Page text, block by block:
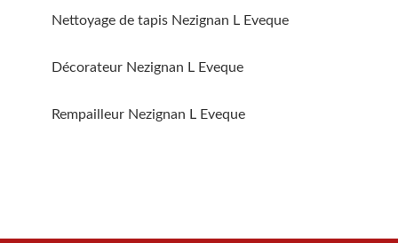
Nettoyage de tapis Nezignan L Eveque
Décorateur Nezignan L Eveque
Rempailleur Nezignan L Eveque